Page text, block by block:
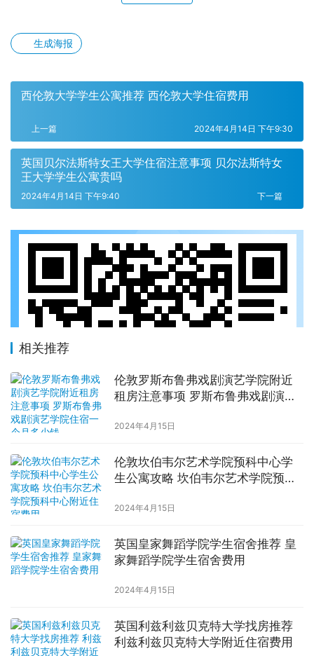
生成海报
西伦敦大学学生公寓推荐 西伦敦大学住宿费用
上一篇 2024年4月14日 下午9:30
英国贝尔法斯特女王大学住宿注意事项 贝尔法斯特女
王大学学生公寓贵吗
下一篇
2024年4月14日 下午9:40
相关推荐
伦敦罗斯布鲁弗戏剧演艺学院附近
租房注意事项 罗斯布鲁弗戏剧演艺
2024年4月15日
伦敦坎伯韦尔艺术学院预科中心学
生公寓攻略 坎伯韦尔艺术学院预科
2024年4月15日
英国皇家舞蹈学院学生宿舍推荐 皇
家舞蹈学院学生宿舍费用
2024年4月15日
英国利兹利兹贝克特大学找房推荐
利兹利兹贝克特大学附近住宿费用